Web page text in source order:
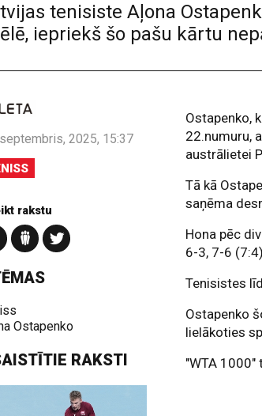
tenisiste Aļona
iepriekš šo pašu kārtu
2025, 15:37
rakstu
Ostapenko
RAKSTI
Ostapenko,
22.numuru,
austrālietei
Tā kā
saņēma
Hona pēc
6-3, 7-6
Tenisistes
Ostapenko
lielākoties
"WTA